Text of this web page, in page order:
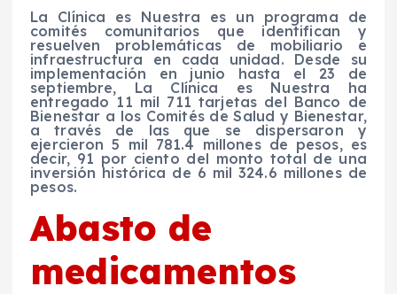
La Clínica es Nuestra es un programa de
comités comunitarios que identifican y
resuelven problemáticas de mobiliario e
infraestructura en cada unidad. Desde su
implementación en junio hasta el 23 de
septiembre, La Clínica es Nuestra ha
entregado 11 mil 711 tarjetas del Banco de
Bienestar a los Comités de Salud y Bienestar,
a través de las que se dispersaron y
ejercieron 5 mil 781.4 millones de pesos, es
decir, 91 por ciento del monto total de una
inversión histórica de 6 mil 324.6 millones de
pesos.
Abasto de
medicamentos